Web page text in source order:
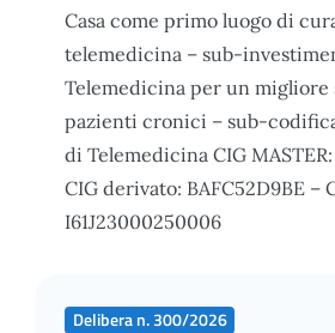
Casa come primo luogo di
telemedicina – sub-
Telemedicina per un migliore
pazienti cronici – sub-
di Telemedicina CIG
CIG derivato: BAFC52D9BE –
I61J23000250006
Delibera n. 300/2026